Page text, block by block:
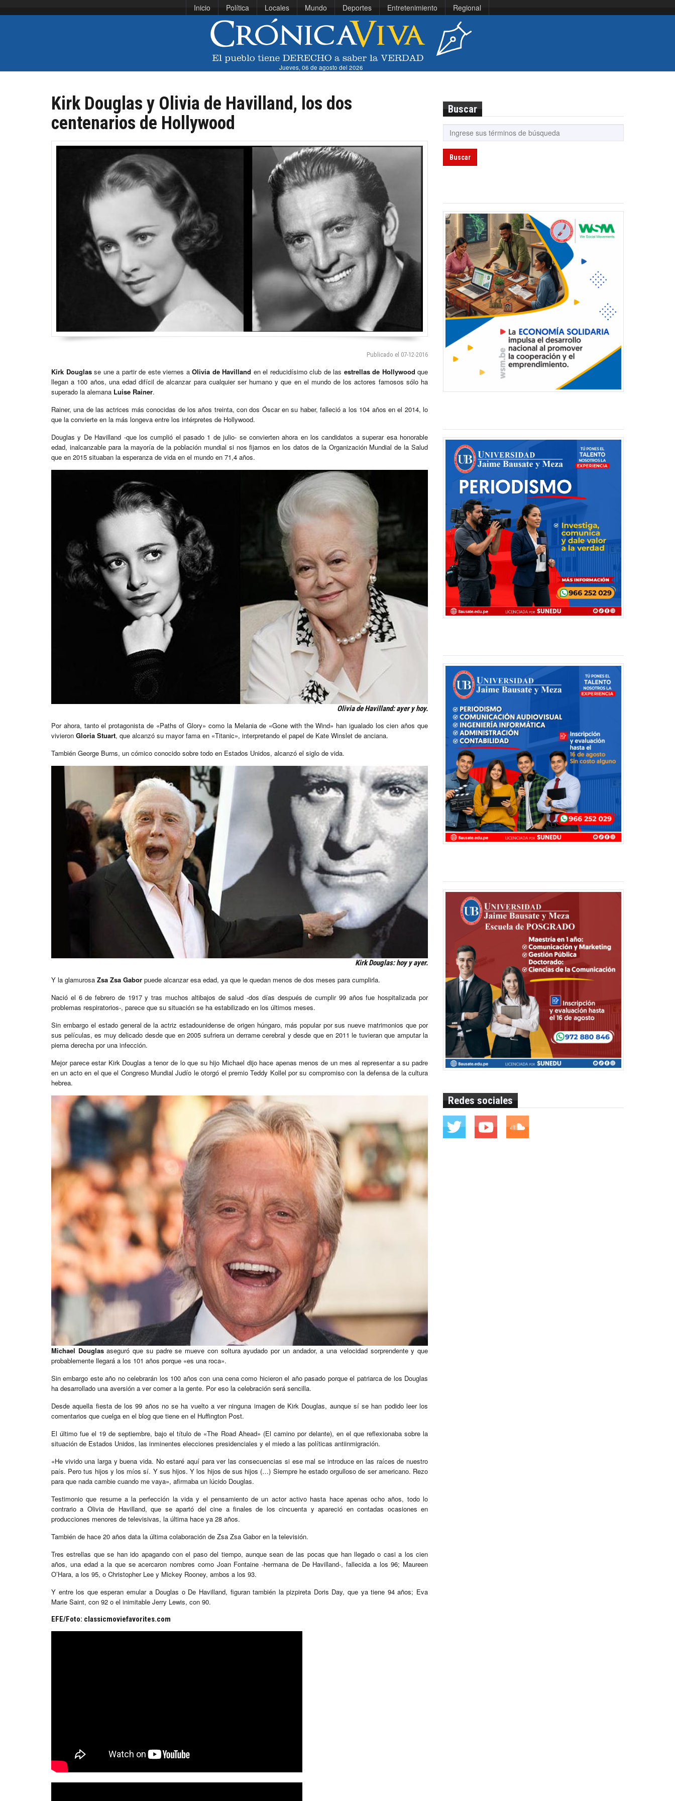
Inicio Política Locales Mundo Deportes Entretenimiento Regional
Jueves, 06 de agosto del 2026
Kirk Douglas y Olivia de Havilland, los dos
centenarios de Hollywood
Publicado el 07-12-2016
Kirk Douglasse une a partir de este viernes a Olivia de Havilland en el reducidísimo club de las estrellas de Hollywood que
llegan a 100 años, una edad difícil de alcanzar para cualquier ser humano y que en el mundo de los actores famosos sólo ha
superado la alemana Luise Rainer.
Rainer, una de las actrices más conocidas de los años treinta, con dos Óscar en su haber, falleció a los 104 años en el 2014, lo
que la convierte en la más longeva entre los intérpretes de Hollywood.
Douglas y De Havilland -que los cumplió el pasado 1 de julio- se convierten ahora en los candidatos a superar esa honorable
edad, inalcanzable para la mayoría de la población mundial si nos fijamos en los datos de la Organización Mundial de la Salud
que en 2015 situaban la esperanza de vida en el mundo en 71,4 años.
Olivia de Havilland: ayer y hoy.
Por ahora, tanto el protagonista de «Paths of Glory» como la Melania de «Gone with the Wind» han igualado los cien años que
vivieron Gloria Stuart, que alcanzó su mayor fama en «Titanic», interpretando el papel de Kate Winslet de anciana.
También George Burns, un cómico conocido sobre todo en Estados Unidos, alcanzó el siglo de vida.
Kirk Douglas: hoy y ayer.
Y la glamurosa Zsa Zsa Gabor puede alcanzar esa edad, ya que le quedan menos de dos meses para cumplirla.
Nació el 6 de febrero de 1917 y tras muchos altibajos de salud -dos días después de cumplir 99 años fue hospitalizada por
problemas respiratorios-, parece que su situación se ha estabilizado en los últimos meses.
Sin embargo el estado general de la actriz estadounidense de origen húngaro, más popular por sus nueve matrimonios que por
sus películas, es muy delicado desde que en 2005 sufriera un derrame cerebral y desde que en 2011 le tuvieran que amputar la
pierna derecha por una infección.
Mejor parece estar Kirk Douglas a tenor de lo que su hijo Michael dijo hace apenas menos de un mes al representar a su padre
en un acto en el que el Congreso Mundial Judío le otorgó el premio Teddy Kollel por su compromiso con la defensa de la cultura
hebrea.
Michael Douglasaseguró que su padre se mueve con soltura ayudado por un andador, a una velocidad sorprendente y que
probablemente llegará a los 101 años porque «es una roca».
Sin embargo este año no celebrarán los 100 años con una cena como hicieron el año pasado porque el patriarca de los Douglas
ha desarrollado una aversión a ver comer a la gente. Por eso la celebración será sencilla.
Desde aquella fiesta de los 99 años no se ha vuelto a ver ninguna imagen de Kirk Douglas, aunque sí se han podido leer los
comentarios que cuelga en el blog que tiene en el Huffington Post.
El último fue el 19 de septiembre, bajo el título de «The Road Ahead» (El camino por delante), en el que reflexionaba sobre la
situación de Estados Unidos, las inminentes elecciones presidenciales y el miedo a las políticas antiinmigración.
«He vivido una larga y buena vida. No estaré aquí para ver las consecuencias si ese mal se introduce en las raíces de nuestro
país. Pero tus hijos y los míos sí. Y sus hijos. Y los hijos de sus hijos (…) Siempre he estado orgulloso de ser americano. Rezo
para que nada cambie cuando me vaya», afirmaba un lúcido Douglas.
Testimonio que resume a la perfección la vida y el pensamiento de un actor activo hasta hace apenas ocho años, todo lo
contrario a Olivia de Havilland, que se apartó del cine a finales de los cincuenta y apareció en contadas ocasiones en
producciones menores de televisivas, la última hace ya 28 años.
También de hace 20 años data la última colaboración de Zsa Zsa Gabor en la televisión.
Tres estrellas que se han ido apagando con el paso del tiempo, aunque sean de las pocas que han llegado o casi a los cien
años, una edad a la que se acercaron nombres como Joan Fontaine -hermana de De Havilland-, fallecida a los 96; Maureen
O’Hara, a los 95, o Christopher Lee y Mickey Rooney, ambos a los 93.
Y entre los que esperan emular a Douglas o De Havilland, figuran también la pizpireta Doris Day, que ya tiene 94 años; Eva
Marie Saint, con 92 o el inimitable Jerry Lewis, con 90.
EFE/Foto: classicmoviefavorites.com
Buscar
Buscar
Redes sociales